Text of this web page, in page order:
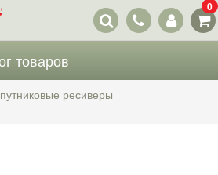
Наши
контакты
0
товаров
ресиверы